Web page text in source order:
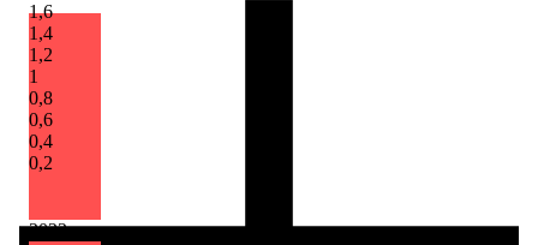
2022
1,6
1,4
1,2
1
0,8
0,6
0,4
0,2